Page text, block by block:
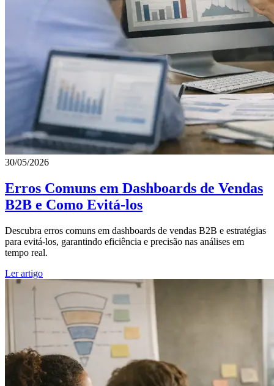
30/05/2026
Erros Comuns em Dashboards de Vendas
B2B e Como Evitá-los
Descubra erros comuns em dashboards de vendas B2B e estratégias
para evitá-los, garantindo eficiência e precisão nas análises em
tempo real.
Ler artigo